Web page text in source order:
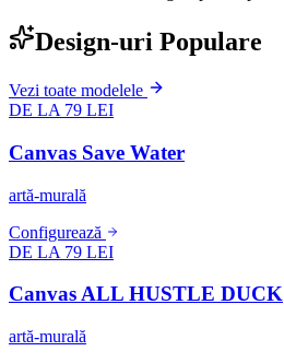
Design-uri Populare
Vezi toate modelele
DE LA 79 LEI
Canvas Save Water
artă-murală
Configurează
DE LA 79 LEI
Canvas ALL HUSTLE DUCK
artă-murală